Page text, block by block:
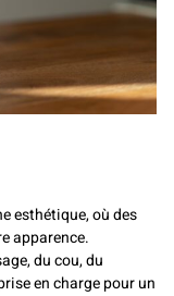
esthétique, où des
apparence.
du cou, du
en charge pour un